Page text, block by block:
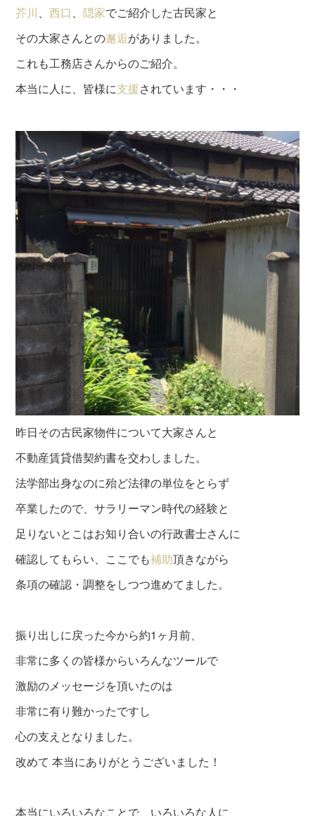
芥川、西口、 隠家でご紹介した古民家と
その大家さんとの邂逅がありました。
これも工務店さんからのご紹介。
本当に人に、皆様に支援されています・・・
昨日その古民家物件について大家さんと
不動産賃貸借契約書を交わしました。
法学部出身なのに殆ど法律の単位をとらず
卒業したので、サラリーマン時代の経験と
足りないとこはお知り合いの行政書士さんに
確認してもらい、ここでも補助頂きながら
条項の確認・調整をしつつ進めてました。
振り出しに戻った今から約1ヶ月前、
非常に多くの皆様からいろんなツールで
激励のメッセージを頂いたのは
非常に有り難かったですし
心の支えとなりました。
改めて 本当にありがとうございました！
本当にいろいろなことで、いろいろな人に